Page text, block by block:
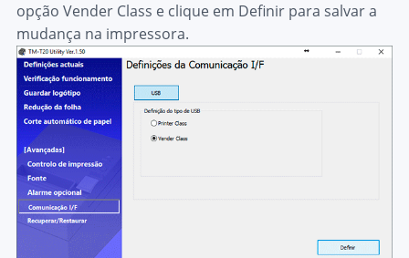
opção Vender Class e clique em Definirpara salvar a
mudança na impressora.